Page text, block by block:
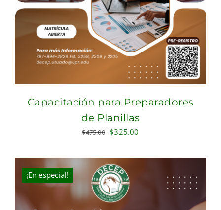
Capacitación para Preparadores
de Planillas
$475.00 Original
was:
$475.00.
$325.00
is:
¡En especial!